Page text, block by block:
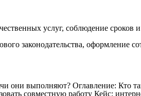
услуг, соблюдение
законодательства, оформление
они выполняют? Оглавление: Кто
совместную работу Кейс: